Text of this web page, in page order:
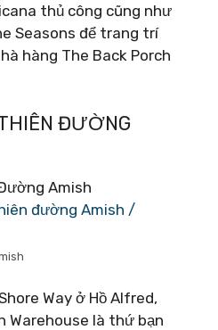
thủ công cũng như
Seasons để trang trí
hàng The Back Porch
ĐƯỜNG
đường Amish /
Way ở Hồ Alfred,
Warehouse là thứ bạn